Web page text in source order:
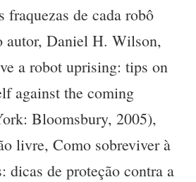
fraquezas de cada robô
autor, Daniel H. Wilson,
a robot uprising: tips on
against the coming
Bloomsbury, 2005),
livre, Como sobreviver à
dicas de proteção contra a